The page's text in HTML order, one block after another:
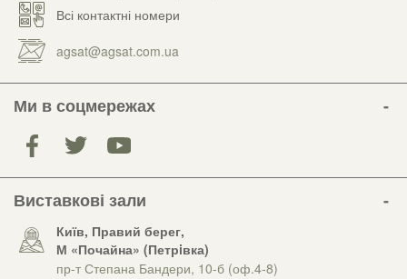
Всі контактні номери
agsat@agsat.com.ua
Ми в соцмережах
Виставкові зали
Київ, Правий берег,
М «Почайна» (Петрiвка)
пр-т Степана Бандери, 10-б (оф.4-8)